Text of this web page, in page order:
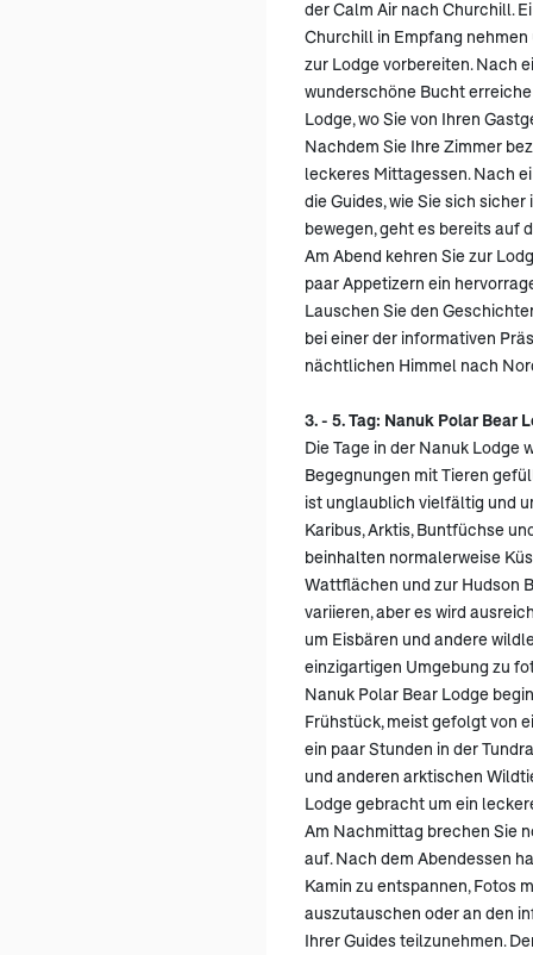
der Calm Air nach Churchill.
Churchill in Empfang
zur Lodge vorbereiten. Nach
wunderschöne Bucht
Lodge, wo Sie von Ihren
Nachdem Sie Ihre Zimmer
leckeres Mittagessen. Nach
die Guides, wie Sie sich
bewegen, geht es bereits auf
Am Abend kehren Sie zur
paar Appetizern ein
Lauschen Sie den
bei einer der informativen
nächtlichen Himmel nach
3. - 5. Tag: Nanuk Polar Bear
Die Tage in der Nanuk Lodge
Begegnungen mit Tieren
ist unglaublich vielfältig und
Karibus, Arktis, Buntfüchse
beinhalten normalerweise
Wattflächen und zur Hudson
variieren, aber es wird
um Eisbären und andere
einzigartigen Umgebung zu
Nanuk Polar Bear Lodge
Frühstück, meist gefolgt von
ein paar Stunden in der
und anderen arktischen
Lodge gebracht um ein
Am Nachmittag brechen Sie
auf. Nach dem Abendessen
Kamin zu entspannen, Fotos
auszutauschen oder an den
Ihrer Guides teilzunehmen.